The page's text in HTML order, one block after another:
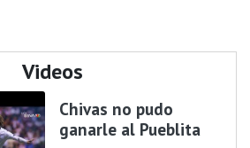
Videos
Chivas no pudo
ganarle al Pueblita